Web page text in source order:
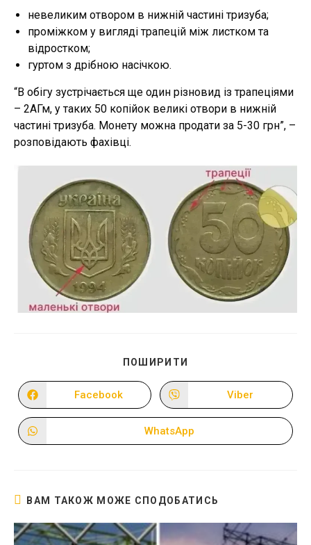
невеликим отвором в нижній частині тризуба;
проміжком у вигляді трапецій між листком та
відростком;
гуртом з дрібною насічкою.
“В обігу зустрічається ще один різновид із трапеціями
– 2АГм, у таких 50 копійок великі отвори в нижній
частині тризуба. Монету можна продати за 5-30 грн”, –
розповідають фахівці.
ПОШИРИТИ
ВМІСТОМ
Відкрити
в
новому
Facebook
Відкрити
в
новому
Viber
Відкрити
в
WhatsApp
ВАМ ТАКОЖ МОЖЕ СПОДОБАТИСЬ